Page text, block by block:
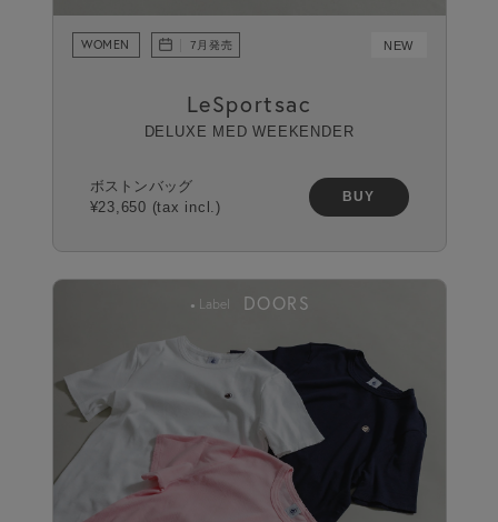
WOMEN 7月発売 NEW
LeSportsac
DELUXE MED WEEKENDER
ボストンバッグ
¥23,650 (tax incl.)
BUY
Label DOORS